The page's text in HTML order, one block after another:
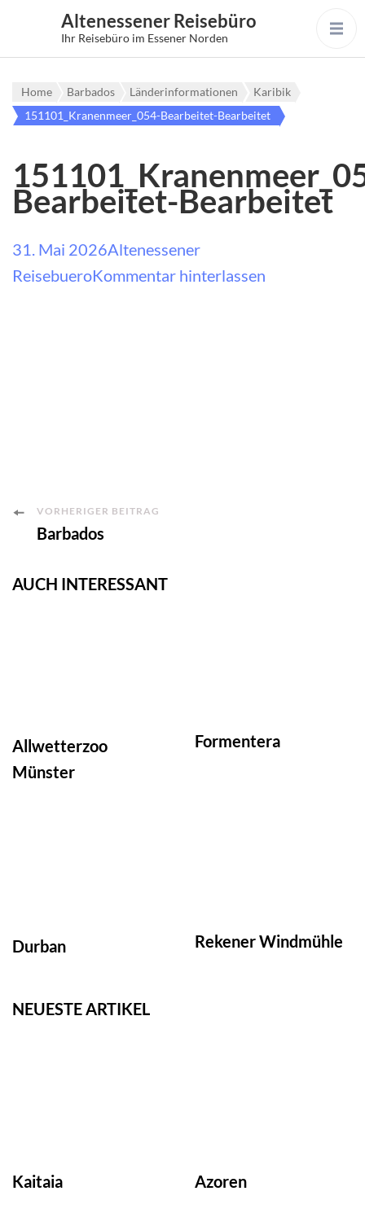
Altenessener Reisebüro
Ihr Reisebüro im Essener Norden
Home Länderinformationen Karibik
Barbados
151101_Kranenmeer_054-Bearbeitet-Bearbeitet
Bearbeitet-Bearbeitet
31. Mai 2026Altenessener
ReisebueroKommentar hinterlassen
Post
Navigation
VORHERIGER BEITRAG
Barbados
AUCH INTERESSANT
Allwetterzoo
Münster
Formentera
Durban Rekener Windmühle
NEUESTE ARTIKEL
Kaitaia Azoren